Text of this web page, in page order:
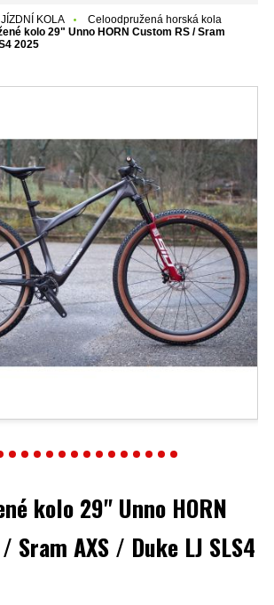
KOLA
Celoodpružená horská kola
kolo 29" Unno HORN Custom RS / Sram
2025
kolo 29" Unno HORN
Sram AXS / Duke LJ SLS4